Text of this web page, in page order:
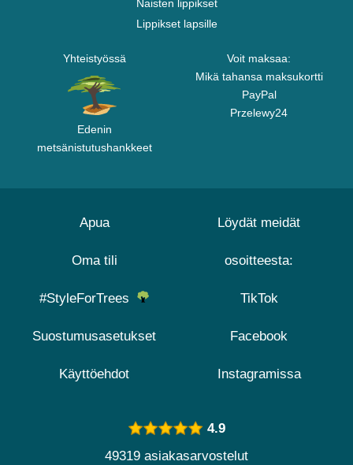
Naisten lippikset
Lippikset lapsille
Yhteistyössä
Edenin
metsänistutushankkeet
Voit maksaa:
Mikä tahansa maksukortti
PayPal
Przelewy24
Apua
Oma tili
#StyleForTrees
Suostumusasetukset
Käyttöehdot
Löydät meidät
osoitteesta:
TikTok
Facebook
Instagramissa
4.9
49319 asiakasarvostelut